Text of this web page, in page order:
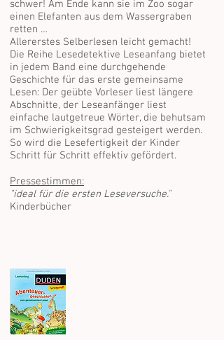
schwer! Am Ende kann sie im Zoo sogar
einen Elefanten aus dem Wassergraben
retten …
Allererstes Selberlesen leicht gemacht!
Die Reihe Lesedetektive Leseanfang bietet
in jedem Band eine durchgehende
Geschichte für das erste gemeinsame
Lesen: Der geübte Vorleser liest längere
Abschnitte, der Leseanfänger liest
einfache lautgetreue Wörter, die behutsam
im Schwierigkeitsgrad gesteigert werden.
So wird die Lesefertigkeit der Kinder
Schritt für Schritt effektiv gefördert.
Pressestimmen:
"ideal für die ersten Leseversuche."
Kinderbücher